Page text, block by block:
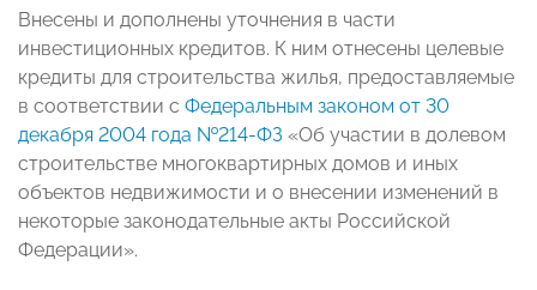
Внесены и дополнены уточнения в части
инвестиционных кредитов. К ним отнесены целевые
кредиты для строительства жилья, предоставляемые
в соответствии с Федеральным законом от 30
декабря 2004 года №214-ФЗ «Об участии в долевом
строительстве многоквартирных домов и иных
объектов недвижимости и о внесении изменений в
некоторые законодательные акты Российской
Федерации».